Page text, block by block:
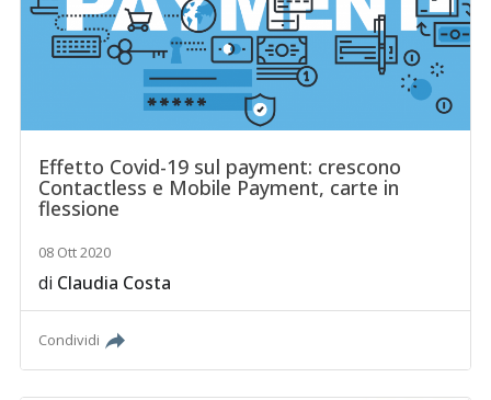
Effetto Covid-19 sul payment: crescono
Contactless e Mobile Payment, carte in
flessione
08 Ott 2020
di Claudia Costa
Condividi